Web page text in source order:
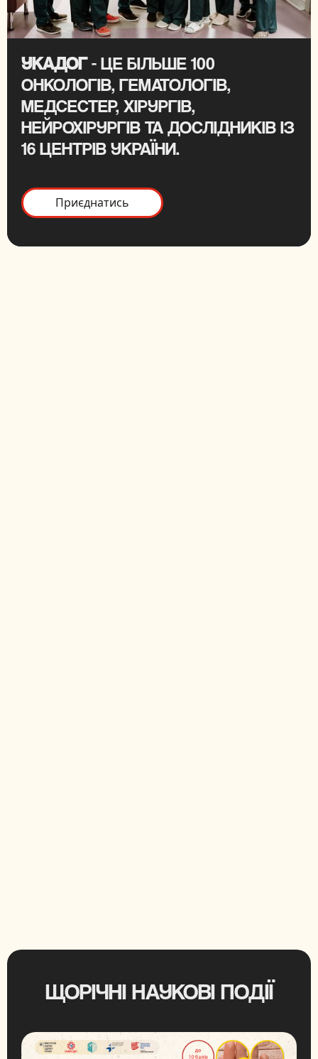
УКАДОГ- ЦЕ БІЛЬШЕ 100
ОНКОЛОГІВ, ГЕМАТОЛОГІВ,
МЕДСЕСТЕР, ХІРУРГІВ,
НЕЙРОХІРУРГІВ ТА ДОСЛІДНИКІВ ІЗ
16 ЦЕНТРІВ УКРАЇНИ.
Приєднатись
ЩОРІЧНІ НАУКОВІ ПОДІЇ